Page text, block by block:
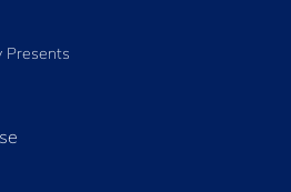
Presents